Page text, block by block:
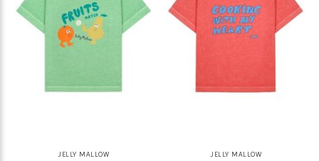
JELLY MALLOW JELLY MALLOW